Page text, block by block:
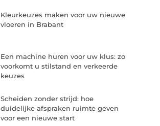
Kleurkeuzes maken voor uw nieuwe
vloeren in Brabant
Een machine huren voor uw klus: zo
voorkomt u stilstand en verkeerde
keuzes
Scheiden zonder strijd: hoe
duidelijke afspraken ruimte geven
voor een nieuwe start